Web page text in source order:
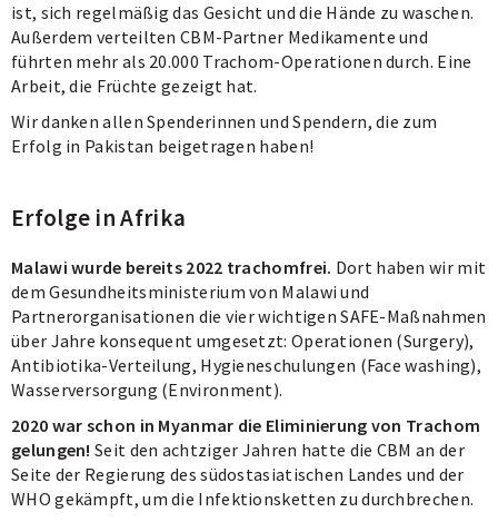
ist, sich regelmäßig das Gesicht und die Hände zu waschen.
Außerdem verteilten CBM-Partner Medikamente und
führten mehr als 20.000 Trachom-Operationen durch. Eine
Arbeit, die Früchte gezeigt hat.
Wir danken allen Spenderinnen und Spendern, die zum
Erfolg in Pakistan beigetragen haben!
Erfolge in Afrika
Malawi wurde bereits 2022 trachomfrei. Dort haben wir mit
dem Gesundheitsministerium von Malawi und
Partnerorganisationen die vier wichtigen SAFE-Maßnahmen
über Jahre konsequent umgesetzt: Operationen (Surgery),
Antibiotika-Verteilung, Hygieneschulungen (Face washing),
Wasserversorgung (Environment).
2020 war schon in Myanmar die Eliminierung von Trachom
gelungen! Seit den achtziger Jahren hatte die CBM an der
Seite der Regierung des südostasiatischen Landes und der
WHO gekämpft, um die Infektionsketten zu durchbrechen.